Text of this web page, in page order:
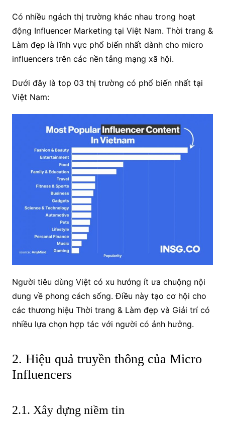
Có nhiều ngách thị trường khác nhau trong hoạt
động Influencer Marketing tại Việt Nam. Thời trang &
Làm đẹp là lĩnh vực phổ biến nhất dành cho micro
influencers trên các nền tảng mạng xã hội.
Dưới đây là top 03 thị trường có phổ biến nhất tại
Việt Nam:
Người tiêu dùng Việt có xu hướng ít ưa chuộng nội
dung về phong cách sống. Điều này tạo cơ hội cho
các thương hiệu Thời trang & Làm đẹp và Giải trí có
nhiều lựa chọn hợp tác với người có ảnh hưởng.
2. Hiệu quả truyền thông của Micro
Influencers
2.1. Xây dựng niềm tin